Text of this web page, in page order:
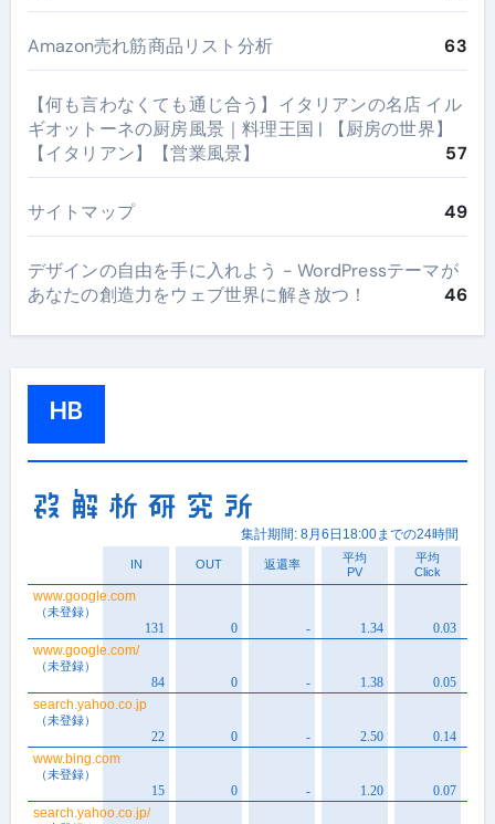
Amazon売れ筋商品リスト分析 63
【何も言わなくても通じ合う】イタリアンの名店 イル
ギオットーネの厨房風景｜料理王国 | 【厨房の世界】
【イタリアン】【営業風景】
57
サイトマップ 49
デザインの自由を手に入れよう - WordPressテーマが
あなたの創造力をウェブ世界に解き放つ！
46
HB